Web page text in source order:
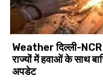
Weather दिल्ली-NCR
राज्यों में हवाओं के साथ
अपडेट